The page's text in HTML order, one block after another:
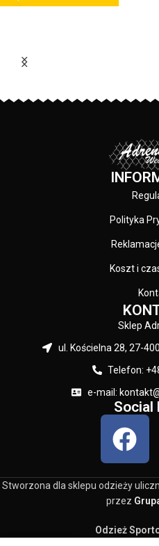
Polityka
Koszt i
Sklep
ul. Kościelna 28, 27-
Telefon:
e-mail:
Social
Stworzona dla sklepu odzieży
przez
Odzież